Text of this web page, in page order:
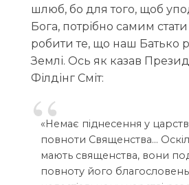
шлюб, бо для того, щоб
Бога, потрібно самим
робити те, що наш Батько
Землі. Ось як казав
Філдінг Сміт:
«Немає піднесення у
повноти Священства…
мають священства, вони
повноту його